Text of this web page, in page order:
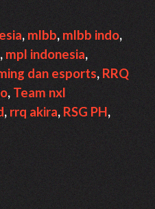
Tim
yang
juga
, mlbb, mlbb indo,
, mpl indonesia,
dan esports,RRQ
, Team nxl
, rrq akira, RSG PH,